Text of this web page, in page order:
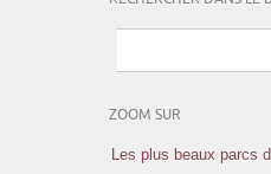
ZOOM SUR
Les plus beaux parcs